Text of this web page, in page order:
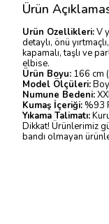
Ürün
Ürün Özellikleri:V
detaylı, önü
kapamalı, taşlı ve
elbise.
Ürün Boyu: 166 cm
Model Ölçüleri:
Numune Bedeni:
Kumaş İçeriği: %93
Yıkama Talimatı:
Dikkat! Ürünlerimiz
bandı olmayan